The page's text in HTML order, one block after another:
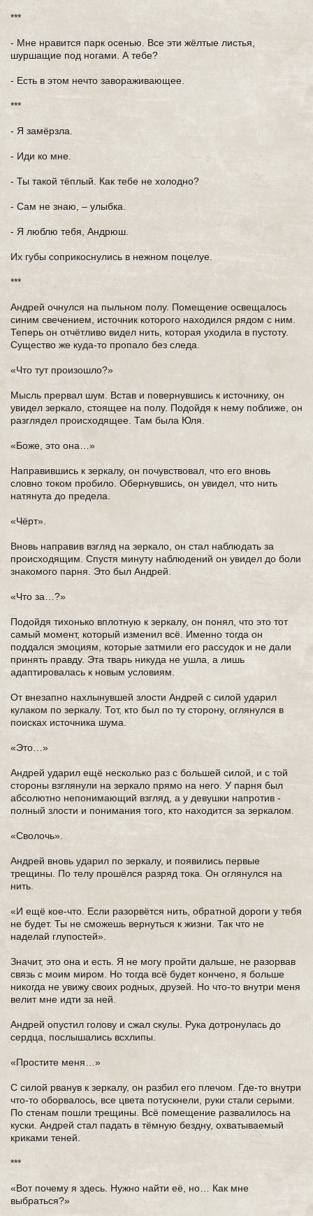
***
- Мне нравится парк осенью. Все эти жёлтые листья,
шуршащие под ногами. А тебе?
- Есть в этом нечто завораживающее.
***
- Я замёрзла.
- Иди ко мне.
- Ты такой тёплый. Как тебе не холодно?
- Сам не знаю, – улыбка.
- Я люблю тебя, Андрюш.
Их губы соприкоснулись в нежном поцелуе.
***
Андрей очнулся на пыльном полу. Помещение освещалось
синим свечением, источник которого находился рядом с ним.
Теперь он отчётливо видел нить, которая уходила в пустоту.
Существо же куда-то пропало без следа.
«Что тут произошло?»
Мысль прервал шум. Встав и повернувшись к источнику, он
увидел зеркало, стоящее на полу. Подойдя к нему поближе, он
разглядел происходящее. Там была Юля.
«Боже, это она…»
Направившись к зеркалу, он почувствовал, что его вновь
словно током пробило. Обернувшись, он увидел, что нить
натянута до предела.
«Чёрт».
Вновь направив взгляд на зеркало, он стал наблюдать за
происходящим. Спустя минуту наблюдений он увидел до боли
знакомого парня. Это был Андрей.
«Что за…?»
Подойдя тихонько вплотную к зеркалу, он понял, что это тот
самый момент, который изменил всё. Именно тогда он
поддался эмоциям, которые затмили его рассудок и не дали
принять правду. Эта тварь никуда не ушла, а лишь
адаптировалась к новым условиям.
От внезапно нахлынувшей злости Андрей с силой ударил
кулаком по зеркалу. Тот, кто был по ту сторону, оглянулся в
поисках источника шума.
«Это…»
Андрей ударил ещё несколько раз с большей силой, и с той
стороны взглянули на зеркало прямо на него. У парня был
абсолютно непонимающий взгляд, а у девушки напротив -
полный злости и понимания того, кто находится за зеркалом.
«Сволочь».
Андрей вновь ударил по зеркалу, и появились первые
трещины. По телу прошёлся разряд тока. Он оглянулся на
нить.
«И ещё кое-что. Если разорвётся нить, обратной дороги у тебя
не будет. Ты не сможешь вернуться к жизни. Так что не
наделай глупостей».
Значит, это она и есть. Я не могу пройти дальше, не разорвав
связь с моим миром. Но тогда всё будет кончено, я больше
никогда не увижу своих родных, друзей. Но что-то внутри меня
велит мне идти за ней.
Андрей опустил голову и сжал скулы. Рука дотронулась до
сердца, послышались всхлипы.
«Простите меня…»
С силой рванув к зеркалу, он разбил его плечом. Где-то внутри
что-то оборвалось, все цвета потускнели, руки стали серыми.
По стенам пошли трещины. Всё помещение развалилось на
куски. Андрей стал падать в тёмную бездну, охватываемый
криками теней.
***
«Вот почему я здесь. Нужно найти её, но… Как мне
выбраться?»